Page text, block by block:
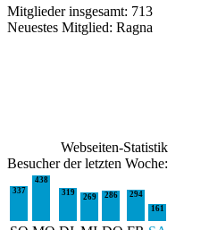
Mitglieder insgesamt: 713
Neuestes Mitglied: Ragna
Webseiten-Statistik
Besucher der letzten Woche:
337
438
319
269 286
294
161